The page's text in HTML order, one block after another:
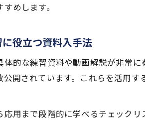
めします。
役立つ資料入手法
的な練習資料や動画解説が非常
公開されています。これらを活用
用まで段階的に学べるチェック